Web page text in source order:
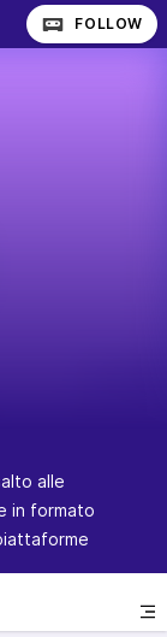
FOLLOW
alle
in formato